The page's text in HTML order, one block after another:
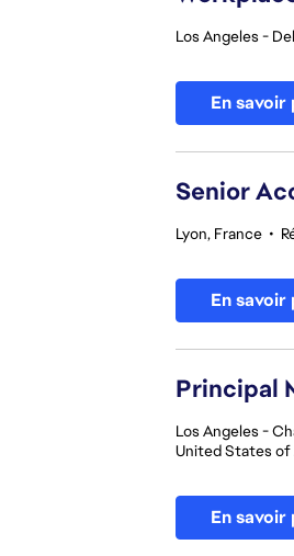
Los Angeles -
En savoir
Senior
Lyon, France •
En savoir
Principal
Los Angeles -
United States of
En savoir